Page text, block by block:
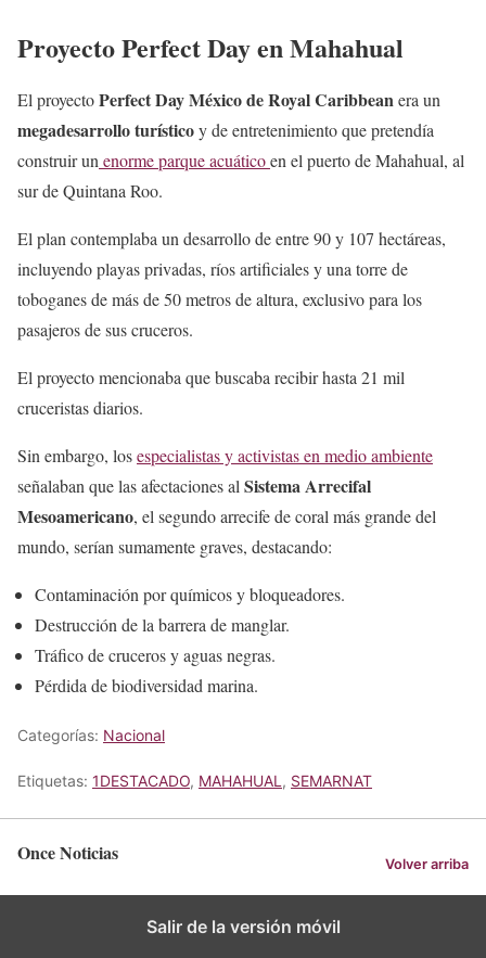
Proyecto Perfect Day en Mahahual
El proyectoPerfect Day México de Royal Caribbeanera un
megadesarrollo turísticoy de entretenimiento que pretendía
construir un enorme parque acuáticoen el puerto de Mahahual, al
sur de Quintana Roo.
El plan contemplaba un desarrollo de entre 90 y 107 hectáreas,
incluyendo playas privadas, ríos artificiales y una torre de
toboganes de más de 50 metros de altura, exclusivo para los
pasajeros de sus cruceros.
El proyecto mencionaba que buscaba recibir hasta 21 mil
cruceristas diarios.
Sin embargo, losespecialistas y activistas en medio ambiente
señalaban que las afectaciones al Sistema Arrecifal
Mesoamericano, el segundo arrecife de coral más grande del
mundo, serían sumamente graves, destacando:
Contaminación por químicos y bloqueadores.
Destrucción de la barrera de manglar.
Tráfico de cruceros y aguas negras.
Pérdida de biodiversidad marina.
Categorías: Nacional
Etiquetas: 1DESTACADO, MAHAHUAL , SEMARNAT
Once Noticias Volver arriba
Salir de la versión móvil